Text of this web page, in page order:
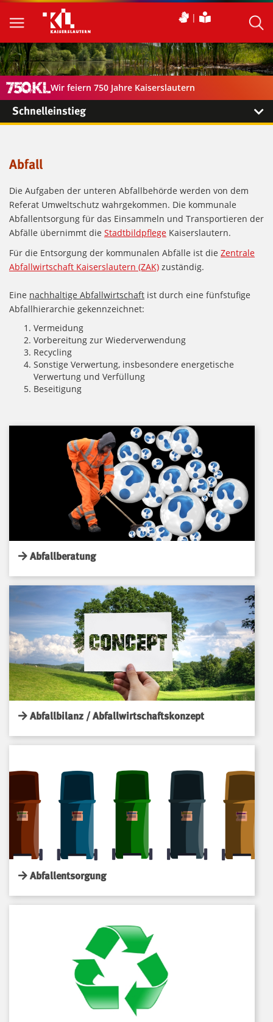
Wir feiern 750 Jahre Kaiserslautern
Schnelleinstieg
Abfall
Die Aufgaben der unteren Abfallbehörde werden von dem
Referat Umweltschutz wahrgekommen. Die kommunale
Abfallentsorgung für das Einsammeln und Transportieren der
Abfälle übernimmt die Stadtbildpflege Kaiserslautern.
Für die Entsorgung der kommunalen Abfälle ist die Zentrale
Abfallwirtschaft Kaiserslautern (ZAK) zuständig.
Eine nachhaltige Abfallwirtschaft ist durch eine fünfstufige
Abfallhierarchie gekennzeichnet:
Vermeidung
Vorbereitung zur Wiederverwendung
Recycling
Sonstige Verwertung, insbesondere energetische
Verwertung und Verfüllung
Beseitigung
Abfallberatung
Abfallbilanz / Abfallwirtschaftskonzept
Abfallentsorgung